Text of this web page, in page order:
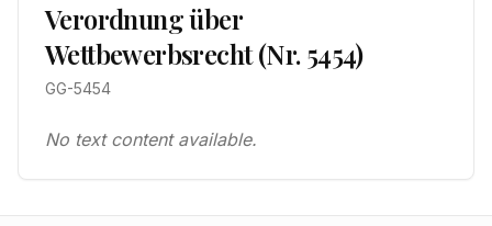
Verordnung über
Wettbewerbsrecht (Nr. 5454)
GG-5454
No text content available.